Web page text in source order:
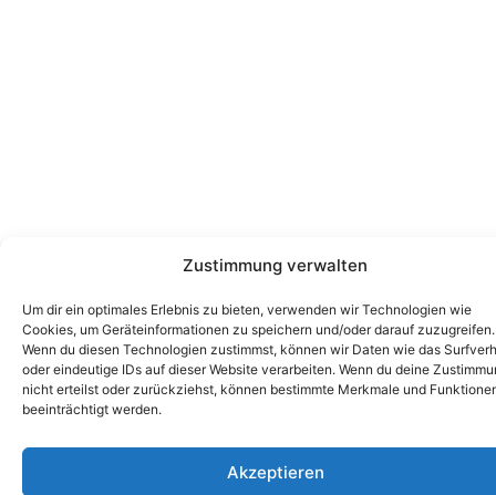
Zustimmung verwalten
Um dir ein optimales Erlebnis zu bieten, verwenden wir Technologien wie
Cookies, um Geräteinformationen zu speichern und/oder darauf zuzugreifen.
Wenn du diesen Technologien zustimmst, können wir Daten wie das
oder eindeutige IDs auf dieser Website verarbeiten. Wenn du deine
nicht erteilst oder zurückziehst, können bestimmte Merkmale und
beeinträchtigt werden.
Akzeptieren